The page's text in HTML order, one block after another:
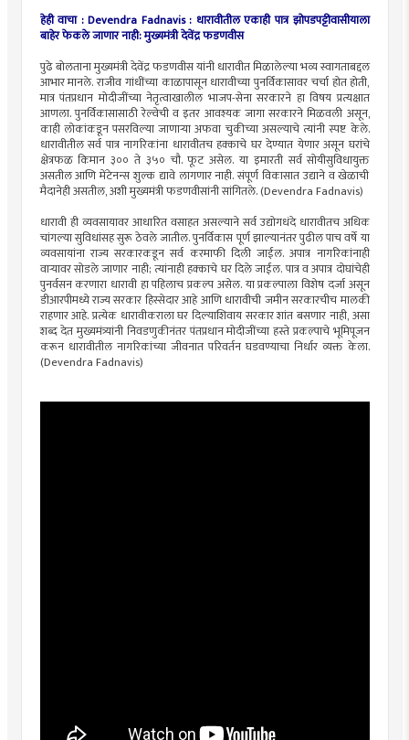
हेही वाचा : Devendra Fadnavis : धारावीतील एकाही पात्र झोपडपट्टीवासीयाला
बाहेर फेकले जाणार नाही: मुख्यमंत्री देवेंद्र फडणवीस
पुढे बोलताना मुख्यमंत्री देवेंद्र फडणवीस यांनी धारावीत मिळालेल्या भव्य स्वागताबद्दल
आभार मानले. राजीव गांधींच्या काळापासून धारावीच्या पुनर्विकासावर चर्चा होत होती,
मात्र पंतप्रधान मोदीजींच्या नेतृत्वाखालील भाजप-सेना सरकारने हा विषय प्रत्यक्षात
आणला. पुनर्विकासासाठी रेल्वेची व इतर आवश्यक जागा सरकारने मिळवली असून,
काही लोकांकडून पसरविल्या जाणाऱ्या अफवा चुकीच्या असल्याचे त्यांनी स्पष्ट केले.
धारावीतील सर्व पात्र नागरिकांना धारावीतच हक्काचे घर देण्यात येणार असून घरांचे
क्षेत्रफळ किमान ३०० ते ३५० चौ. फूट असेल. या इमारती सर्व सोयीसुविधायुक्त
असतील आणि मेंटेनन्स शुल्क द्यावे लागणार नाही. संपूर्ण विकासात उद्याने व खेळाची
मैदानेही असतील, अशी मुख्यमंत्री फडणवीसांनी सांगितले. (Devendra Fadnavis)
धारावी ही व्यवसायावर आधारित वसाहत असल्याने सर्व उद्योगधंदे धारावीतच अधिक
चांगल्या सुविधांसह सुरू ठेवले जातील. पुनर्विकास पूर्ण झाल्यानंतर पुढील पाच वर्षे या
व्यवसायांना राज्य सरकारकडून सर्व करमाफी दिली जाईल. अपात्र नागरिकांनाही
वाऱ्यावर सोडले जाणार नाही; त्यांनाही हक्काचे घर दिले जाईल. पात्र व अपात्र दोघांचेही
पुनर्वसन करणारा धारावी हा पहिलाच प्रकल्प असेल. या प्रकल्पाला विशेष दर्जा असून
डीआरपीमध्ये राज्य सरकार हिस्सेदार आहे आणि धारावीची जमीन सरकारचीच मालकी
राहणार आहे. प्रत्येक धारावीकराला घर दिल्याशिवाय सरकार शांत बसणार नाही, असा
शब्द देत मुख्यमंत्र्यांनी निवडणुकीनंतर पंतप्रधान मोदीजींच्या हस्ते प्रकल्पाचे भूमिपूजन
करून धारावीतील नागरिकांच्या जीवनात परिवर्तन घडवण्याचा निर्धार व्यक्त केला.
(Devendra Fadnavis)